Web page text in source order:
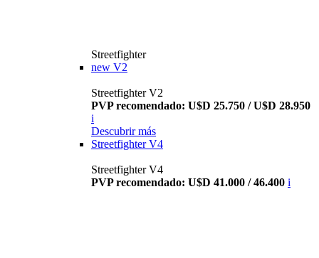
Streetfighter
new V2
Streetfighter V2
PVP recomendado: U$D 25.750 / U$D 28.950
i
Descubrir más
Streetfighter V4
Streetfighter V4
PVP recomendado: U$D 41.000 / 46.400 i